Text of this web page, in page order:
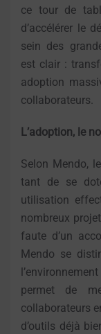
ce tour de
d’accélérer le
sein des
est clair :
adoption
collaborateurs.
L’adoption, le
Selon Mendo,
tant de se
utilisation
nombreux
faute d’un
Mendo se
permet de
collaborateurs
d’outils déjà